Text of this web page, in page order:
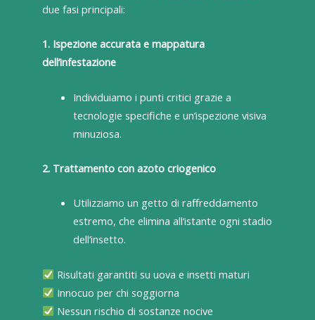
due fasi principali:
1. Ispezione accurata e mappatura
dell’infestazione
Individuiamo i punti critici grazie a
tecnologie specifiche e un’ispezione visiva
minuziosa.
2. Trattamento con azoto criogenico
Utilizziamo un getto di raffreddamento
estremo, che elimina all’istante ogni stadio
dell’insetto.
Risultati garantiti su uova e insetti maturi
Innocuo per chi soggiorna
Nessun rischio di sostanze nocive